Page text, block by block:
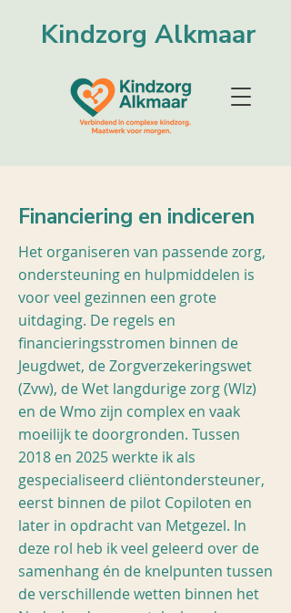
Kindzorg Alkmaar
Financiering en indiceren
Het organiseren van passende zorg,
ondersteuning en hulpmiddelen is
voor veel gezinnen een grote
uitdaging. De regels en
financieringsstromen binnen de
Jeugdwet, de Zorgverzekeringswet
(Zvw), de Wet langdurige zorg (Wlz)
en de Wmo zijn complex en vaak
moeilijk te doorgronden. Tussen
2018 en 2025 werkte ik als
gespecialiseerd cliëntondersteuner,
eerst binnen de pilot Copiloten en
later in opdracht van Metgezel. In
deze rol heb ik veel geleerd over de
samenhang én de knelpunten tussen
de verschillende wetten binnen het